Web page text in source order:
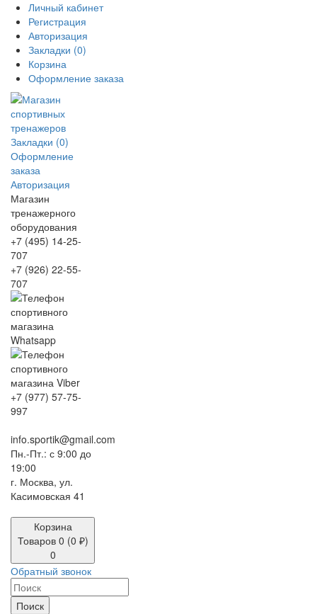
Личный кабинет
Регистрация
Авторизация
Закладки (0)
Корзина
Оформление заказа
Закладки (0)
Оформление
заказа
Авторизация
Магазин
тренажерного
оборудования
+7 (495) 14-25-
707
+7 (926) 22-55-
707
+7 (977) 57-75-
997
info.sportik@gmail.com
Пн.-Пт.: с 9:00 до
19:00
г. Москва, ул.
Касимовская 41
Корзина
Товаров 0 (0 ₽)
0
Обратный звонок
Поиск